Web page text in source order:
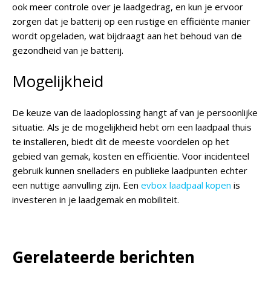
ook meer controle over je laadgedrag, en kun je ervoor
zorgen dat je batterij op een rustige en efficiënte manier
wordt opgeladen, wat bijdraagt aan het behoud van de
gezondheid van je batterij.
Mogelijkheid
De keuze van de laadoplossing hangt af van je persoonlijke
situatie. Als je de mogelijkheid hebt om een laadpaal thuis
te installeren, biedt dit de meeste voordelen op het
gebied van gemak, kosten en efficiëntie. Voor incidenteel
gebruik kunnen snelladers en publieke laadpunten echter
een nuttige aanvulling zijn. Een evbox laadpaal kopen is
investeren in je laadgemak en mobiliteit.
Gerelateerde berichten